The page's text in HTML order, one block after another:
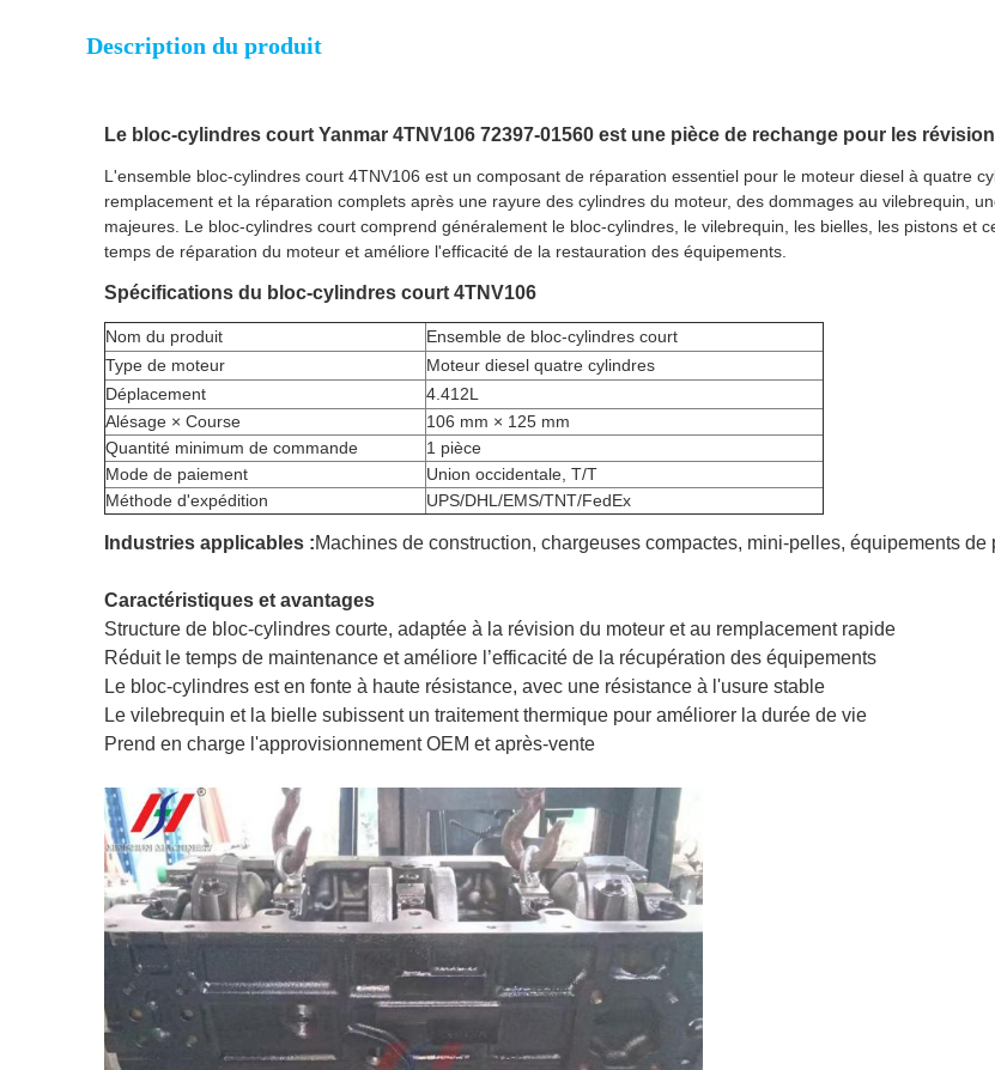
Description du produit
Le bloc-cylindres court Yanmar 4TNV106 72397-01560 est une pièce de rechange pour les
L'ensemble bloc-cylindres court 4TNV106 est un composant de réparation essentiel pour le moteur diesel à quatre
remplacement et la réparation complets après une rayure des cylindres du moteur, des dommages au vilebrequin,
majeures. Le bloc-cylindres court comprend généralement le bloc-cylindres, le vilebrequin, les bielles, les pistons et
temps de réparation du moteur et améliore l'efficacité de la restauration des équipements.
Spécifications du bloc-cylindres court 4TNV106
Nom du produit
Ensemble de bloc-cylindres court
Type de moteur
Moteur diesel quatre cylindres
Déplacement
4.412L
Alésage × Course
106 mm × 125 mm
Quantité minimum de commande
1 pièce
Mode de paiement
Union occidentale, T/T
Méthode d'expédition
UPS/DHL/EMS/TNT/FedEx
Industries applicables :Machines de construction, chargeuses compactes, mini-pelles, équipements
Caractéristiques et avantages
Structure de bloc-cylindres courte, adaptée à la révision du moteur et au remplacement rapide
Réduit le temps de maintenance et améliore l’efficacité de la récupération des équipements
Le bloc-cylindres est en fonte à haute résistance, avec une résistance à l'usure stable
Le vilebrequin et la bielle subissent un traitement thermique pour améliorer la durée de vie
Prend en charge l'approvisionnement OEM et après-vente